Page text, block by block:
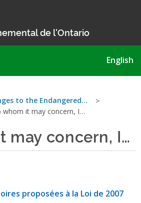
de l'Ontario
English
to the Endangered…
whom it may concern, I…
may concern, I…
proposées à la Loi de 2007